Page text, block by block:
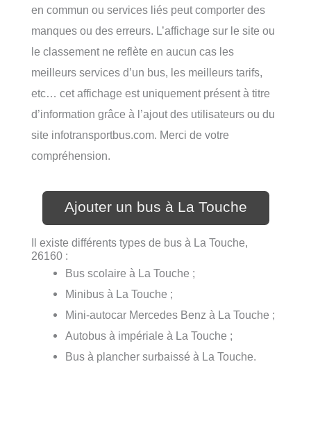
en commun ou services liés peut comporter des
manques ou des erreurs. L’affichage sur le site ou
le classement ne reflète en aucun cas les
meilleurs services d’un bus, les meilleurs tarifs,
etc… cet affichage est uniquement présent à titre
d’information grâce à l’ajout des utilisateurs ou du
site infotransportbus.com. Merci de votre
compréhension.
Ajouter un bus à La Touche
Il existe différents types de bus à La Touche,
26160 :
Bus scolaire à La Touche ;
Minibus à La Touche ;
Mini-autocar Mercedes Benz à La Touche ;
Autobus à impériale à La Touche ;
Bus à plancher surbaissé à La Touche.